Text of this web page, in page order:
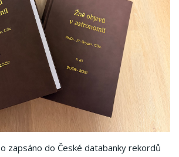
zapsáno do České databanky rekordů